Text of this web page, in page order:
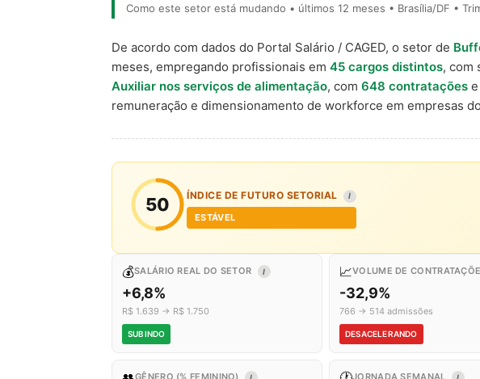
Como este setor está mudando • últimos 12 meses • Brasília/DF •
De acordo com dados do Portal Salário / CAGED, o setor de
meses, empregando profissionais em 45 cargos distintos, com
Auxiliar nos serviços de alimentação, com 648 contratações
remuneração e dimensionamento de workforce em empresas
50 ÍNDICE DE FUTURO SETORIAL I
ESTÁVEL
💰SALÁRIO REAL DO SETOR I
+6,8%
R$ 1.639 → R$ 1.750
SUBINDO
📈VOLUME DE
-32,9%
766 → 514 admissões
DESACELERANDO
GÊNERO (% FEMININO) I JORNADA SEMANAL I